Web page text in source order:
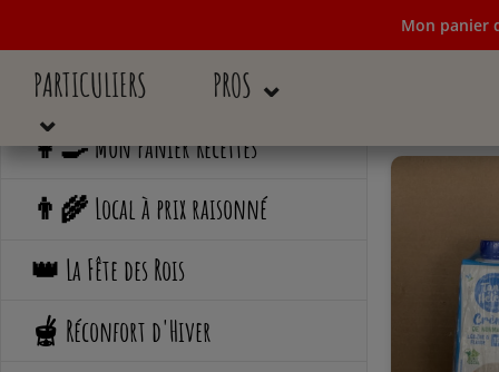
Mon panier
PARTICULIERS
⌄
PROS ⌄ Mon panier
👩‍🍳 Mon Panier Recettes
👨‍🌾 Local à prix raisonné
👑 La Fête des Rois
🫕 Réconfort d'Hiver